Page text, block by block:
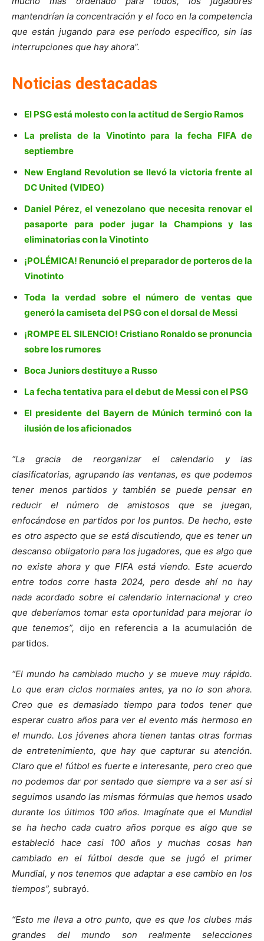
mantendrían la concentración y el foco en la competencia
que están jugando para ese período específico, sin las
interrupciones que hay ahora”.
Noticias destacadas
El PSG está molesto con la actitud de Sergio Ramos
La prelista de la Vinotinto para la fecha FIFA de
septiembre
New England Revolution se llevó la victoria frente al
DC United (VIDEO)
Daniel Pérez, el venezolano que necesita renovar el
pasaporte para poder jugar la Champions y las
eliminatorias con la Vinotinto
¡POLÉMICA! Renunció el preparador de porteros de la
Vinotinto
Toda la verdad sobre el número de ventas que
generó la camiseta del PSG con el dorsal de Messi
¡ROMPE EL SILENCIO! Cristiano Ronaldo se pronuncia
sobre los rumores
Boca Juniors destituye a Russo
La fecha tentativa para el debut de Messi con el PSG
El presidente del Bayern de Múnich terminó con la
ilusión de los aficionados
“La gracia de reorganizar el calendario y las
clasificatorias, agrupando las ventanas, es que podemos
tener menos partidos y también se puede pensar en
reducir el número de amistosos que se juegan,
enfocándose en partidos por los puntos. De hecho, este
es otro aspecto que se está discutiendo, que es tener un
descanso obligatorio para los jugadores, que es algo que
no existe ahora y que FIFA está viendo. Este acuerdo
entre todos corre hasta 2024, pero desde ahí no hay
nada acordado sobre el calendario internacional y creo
que deberíamos tomar esta oportunidad para mejorar lo
que tenemos”, dijo en referencia a la acumulación de
partidos.
“El mundo ha cambiado mucho y se mueve muy rápido.
Lo que eran ciclos normales antes, ya no lo son ahora.
Creo que es demasiado tiempo para todos tener que
esperar cuatro años para ver el evento más hermoso en
el mundo. Los jóvenes ahora tienen tantas otras formas
de entretenimiento, que hay que capturar su atención.
Claro que el fútbol es fuerte e interesante, pero creo que
no podemos dar por sentado que siempre va a ser así si
seguimos usando las mismas fórmulas que hemos usado
durante los últimos 100 años. Imagínate que el Mundial
se ha hecho cada cuatro años porque es algo que se
estableció hace casi 100 años y muchas cosas han
cambiado en el fútbol desde que se jugó el primer
Mundial, y nos tenemos que adaptar a ese cambio en los
tiempos”, subrayó.
“Esto me lleva a otro punto, que es que los clubes más
grandes del mundo son realmente selecciones